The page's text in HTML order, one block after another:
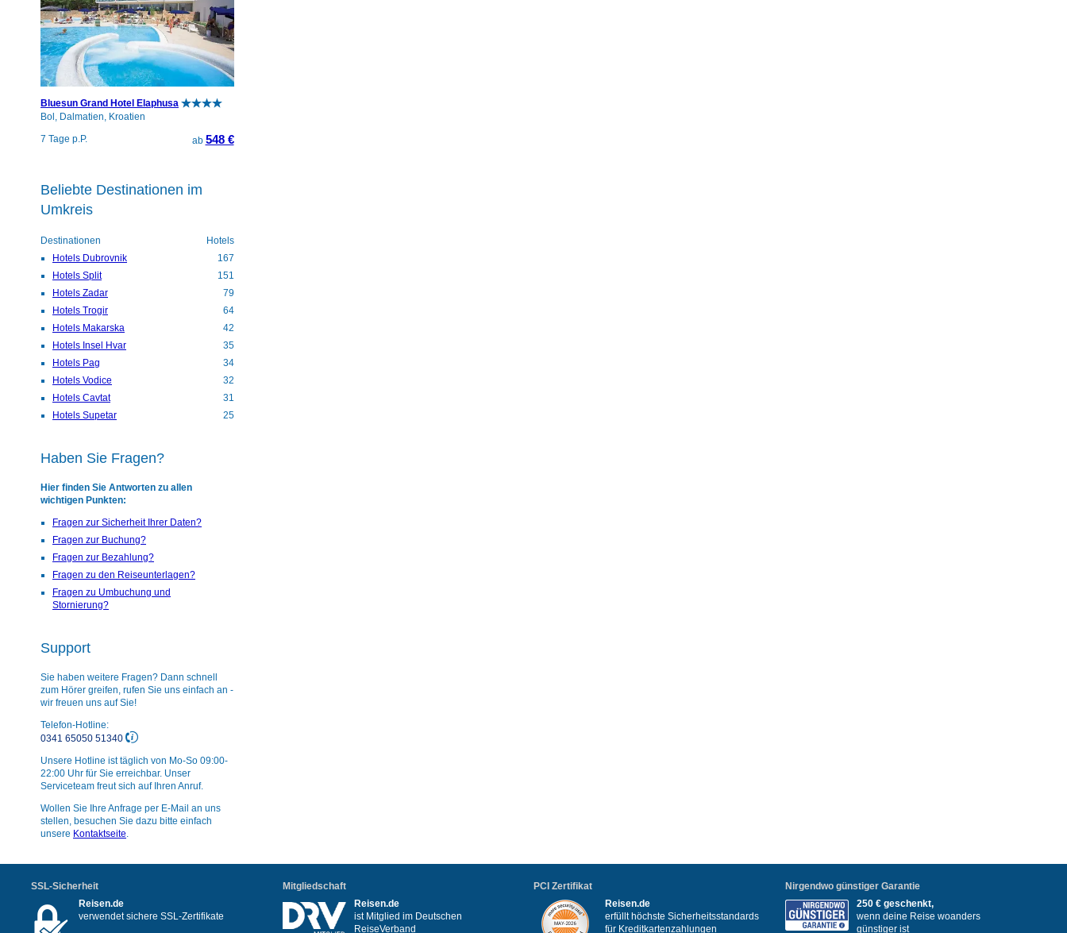
Bluesun Grand Hotel Elaphusa
Bol, Dalmatien, Kroatien
7 Tage p.P.
ab 548 €
Beliebte Destinationen im
Umkreis
Destinationen
Hotels
Hotels Dubrovnik
167
Hotels Split
151
Hotels Zadar
79
Hotels Trogir
64
Hotels Makarska
42
Hotels Insel Hvar
35
Hotels Pag
34
Hotels Vodice
32
Hotels Cavtat
31
Hotels Supetar
25
Haben Sie Fragen?
Hier finden Sie Antworten zu allen
wichtigen Punkten:
Fragen zur Sicherheit Ihrer Daten?
Fragen zur Buchung?
Fragen zur Bezahlung?
Fragen zu den Reiseunterlagen?
Fragen zu Umbuchung und
Stornierung?
Support
Sie haben weitere Fragen? Dann schnell
zum Hörer greifen, rufen Sie uns einfach an -
wir freuen uns auf Sie!
Telefon-Hotline:
0341 65050 51340
Unsere Hotline ist täglich von Mo-So 09:00-
22:00 Uhr für Sie erreichbar. Unser
Serviceteam freut sich auf Ihren Anruf.
Wollen Sie Ihre Anfrage per E-Mail an uns
stellen, besuchen Sie dazu bitte einfach
unsere Kontaktseite.
SSL-Sicherheit
Reisen.de
verwendet sichere SSL-Zertifikate
Mitgliedschaft
Reisen.de
ist Mitglied im Deutschen
ReiseVerband
PCI Zertifikat
Reisen.de
erfüllt höchste Sicherheitsstandards
für Kreditkartenzahlungen
Nirgendwo günstiger Garantie
250 € geschenkt,
wenn deine Reise woanders
günstiger ist